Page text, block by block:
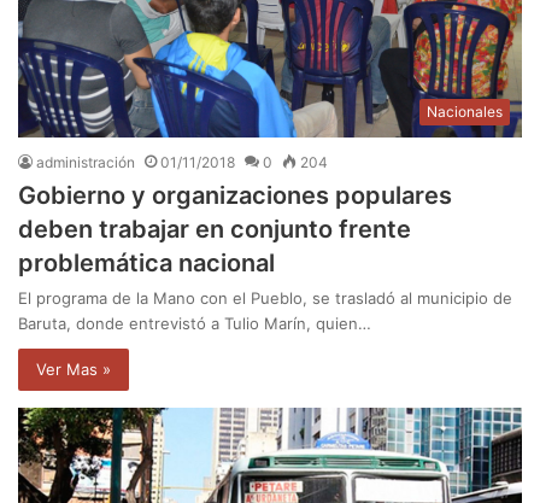
Nacionales
administración 01/11/2018 0 204
Gobierno y organizaciones populares
deben trabajar en conjunto frente
problemática nacional
El programa de la Mano con el Pueblo, se trasladó al municipio de
Baruta, donde entrevistó a Tulio Marín, quien…
Ver Mas »